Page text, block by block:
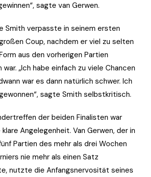
sagte van Gerwen.
Smith verpasste in seinem ersten
Coup, nachdem er viel zu selten
aus den vorherigen Partien
war. „Ich habe einfach zu viele Chancen
war es dann natürlich schwer. Ich
sagte Smith selbstkritisch.
der beiden Finalisten war
Angelegenheit. Van Gerwen, der in
Partien des mehr als drei Wochen
nie mehr als einen Satz
nutzte die Anfangsnervosität seines